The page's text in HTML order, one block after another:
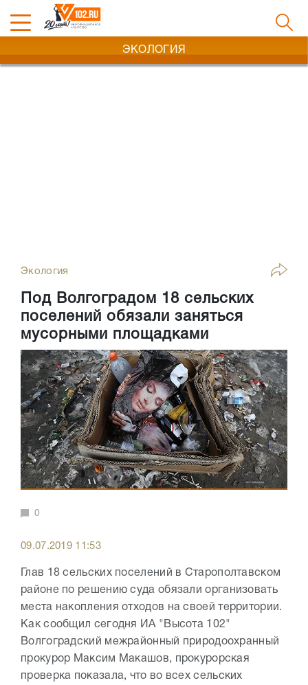
ЭКОЛОГИЯ
Экология
Под Волгоградом 18 сельских
поселений обязали заняться
мусорными площадками
0
09.07.2019 11:53
Глав 18 сельских поселений в Старополтавском
районе по решению суда обязали организовать
места накопления отходов на своей территории.
Как сообщил сегодня ИА "Высота 102"
Волгоградский межрайонный природоохранный
прокурор Максим Макашов, прокурорская
проверка показала, что во всех сельских